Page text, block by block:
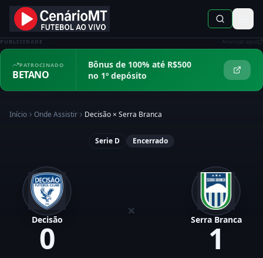
PUBLICIDADE Anunciar aqui
PATROCINADO
BETANO
Bônus de 100% até R$500
no 1º depósito
Início Onde Assistir Decisão × Serra Branca
Serie D Encerrado
Decisão
0
× Serra Branca
1